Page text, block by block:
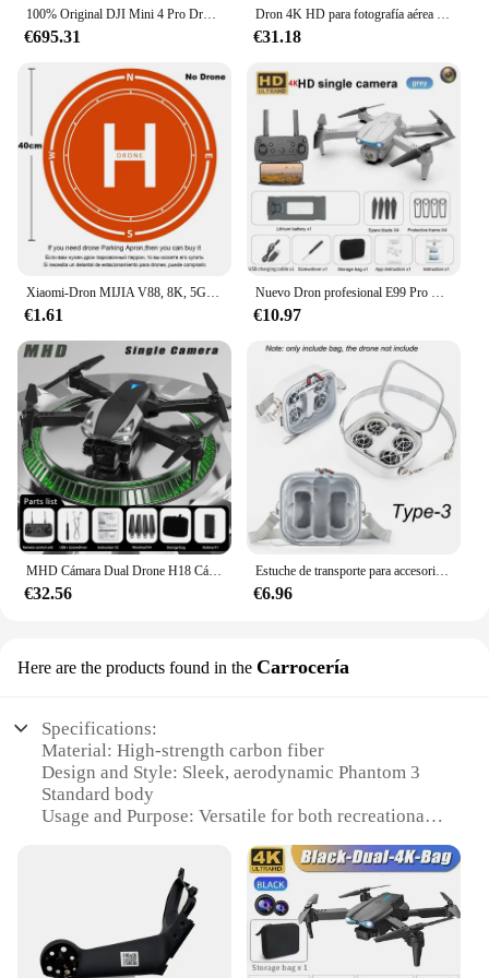
100% Original DJI Mini 4 Pro Drone Fly More Combo menos de 249g 4K/60fps HDR disparo Vertical verdadero ActiveTrack 360 °
€695.31
Dron 4K HD para fotografía aérea Nova, Wifi, plegable, altitud 4K, cámara fija, GPS, Quadcopter
€31.18
Xiaomi-Dron MIJIA V88, 8K, 5G, GPS, fotografía aérea profesional, Control remoto, avión, cámara Dual HD, Quadcopter, juguete UAV
€1.61
Nuevo Dron profesional E99 Pro RC 8K con cámara Dual HD gran angular 8K 5G helicóptero RC plegable WIFI FPV Dron para evitar la altura
€10.97
€32.56
Estuche de transporte para accesorios de Dron DJI Neo, bolsa de almacenamiento, bolso portátil de PU todo en uno, bolso de hombro de viaje
€6.96
Here are the products found in the Carrocería
Specifications:
Material: High-strength carbon fiber
Design and Style: Sleek, aerodynamic Phantom 3
Standard body
Usage and Purpose: Versatile for both recreational
Performance and Property: Stable flight and
superior image quality
Parts and Accessories: Comes with a complete set of
components for easy assembly
Applicable People: Ideal for drone enthusiasts and
professionals